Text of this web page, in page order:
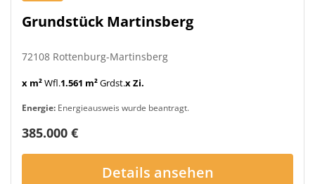
Grundstück Martinsberg
72108 Rottenburg-Martinsberg
x m²Wfl.1.561 m²Grdst.x Zi.
Energie: Energieausweis wurde beantragt.
385.000 €
Details ansehen